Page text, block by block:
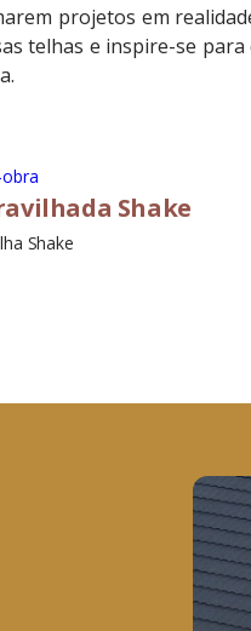
projetos em
telhas e inspire-se
Shake
Shake